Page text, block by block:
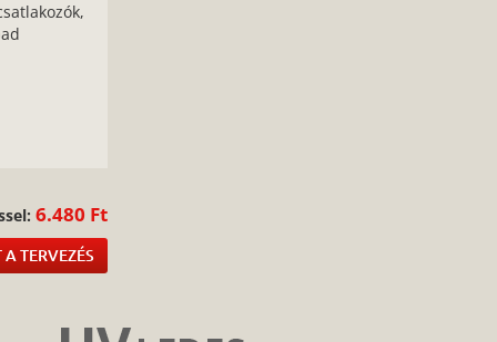
6.480 Ft
TERVEZÉS